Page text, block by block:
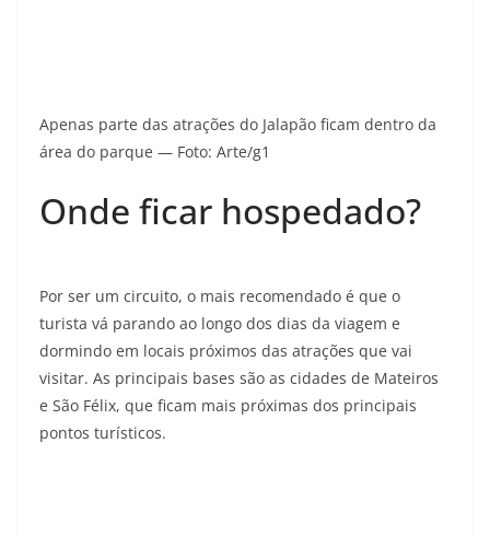
Apenas parte das atrações do Jalapão ficam dentro da
área do parque — Foto: Arte/g1
Onde ficar hospedado?
Por ser um circuito, o mais recomendado é que o
turista vá parando ao longo dos dias da viagem e
dormindo em locais próximos das atrações que vai
visitar. As principais bases são as cidades de Mateiros
e São Félix, que ficam mais próximas dos principais
pontos turísticos.